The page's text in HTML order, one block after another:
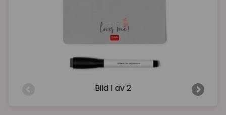
Bild 1 av 2